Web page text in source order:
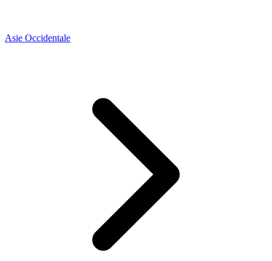
Asie Occidentale